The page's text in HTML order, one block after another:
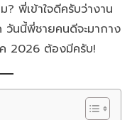
? พี่เข้าใจดีครับว่างาน
นนี้พี่ชายคนดีจะมากาง
2026 ต้องมีครับ!